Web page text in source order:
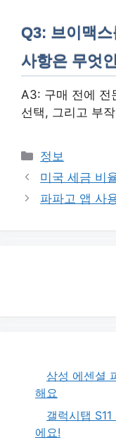
Q3: 브이맥
사항은 무엇
A3: 구매 전에 전
선택, 그리고 부
카
테
고
리
정보
미국 세금 비
파파고 앱 사
삼성 에센셜
해요
갤럭시탭
에요!